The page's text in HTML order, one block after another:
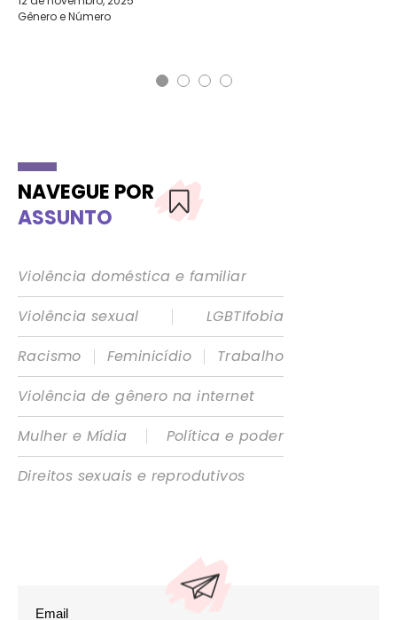
Gênero e Número
NAVEGUE POR
ASSUNTO
Violência doméstica e familiar
Violência sexual
|
LGBTIfobia
Racismo
| Feminicídio |
Trabalho
Violência de gênero na internet
Mulher e Mídia
|
Política e poder
Direitos sexuais e reprodutivos